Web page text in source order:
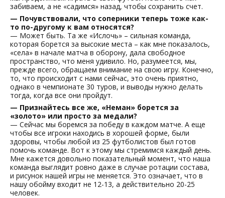
забиваем, а не «садимся» назад, чтобы сохранить счет.
— Почувствовали, что соперники теперь тоже как-
то по-другому к вам относятся?
— Может быть. Та же «Ислочь» – сильная команда,
которая борется за высокие места – как мне показалось,
«села» в начале матча в оборону, дала свободное
пространство, что меня удивило. Но, разумеется, мы,
прежде всего, обращаем внимание на свою игру. Конечно,
то, что происходит с нами сейчас, это очень приятно,
однако в чемпионате 30 туров, и выводы нужно делать
тогда, когда все они пройдут.
— Признайтесь все же, «Неман» борется за
«золото» или просто за медали?
— Сейчас мы боремся за победу в каждом матче. А еще
чтобы все игроки находись в хорошей форме, были
здоровы, чтобы любой из 25 футболистов был готов
помочь команде. Вот к этому мы стремимся каждый день.
Мне кажется довольно показательный момент, что наша
команда выглядит ровно даже в случае ротации состава,
и рисунок нашей игры не меняется. Это означает, что в
нашу обойму входит не 12-13, а действительно 20-25
человек.